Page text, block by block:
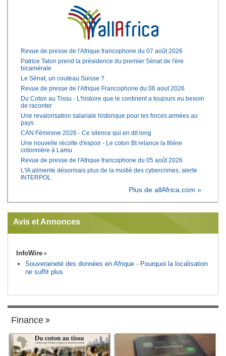
Revue de presse de l'Afrique francophone du 07 août 2026
Patrice Talon prend la présidence du premier Sénat de l'ère
bicamérale
Le Sénat, un couteau Suisse ?
Revue de presse de l'Afrique Francophone du 06 aout 2026
Du Coton au Tissu - L'histoire que le continent a toujours eu besoin
de raconter
Une revalorisation salariale historique pour les forces armées au
pays
CAN Féminine 2026 - Ce silence qui en dit long
Une nouvelle récolte d'espoir - Le coton Bt relance la filière
cotonnière à Lamu
Revue de presse de l'Afrique francophone du 05 août 2026
L'IA alimente désormais plus de la moitié des cybercrimes, alerte
INTERPOL
Plus de allAfrica.com »
Avis et Annonces
InfoWire
Souveraineté des données en Afrique - Pourquoi la localisation
ne suffit plus
Finance